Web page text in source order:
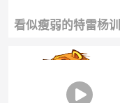
看似瘦弱的特雷杨
单手举起95磅哑铃